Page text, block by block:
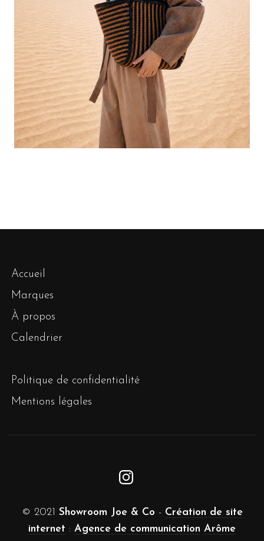
Accueil
Marques
À propos
Calendrier
Politique de confidentialité
Mentions légales
© 2021 Showroom Joe & Co - Création de site
internet : Agence de communication Arôme